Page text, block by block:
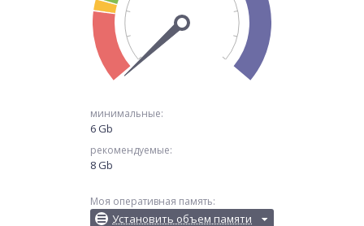
минимальные:
6 Gb
рекомендуемые:
8 Gb
Моя оперативная память:
Установить объем памяти